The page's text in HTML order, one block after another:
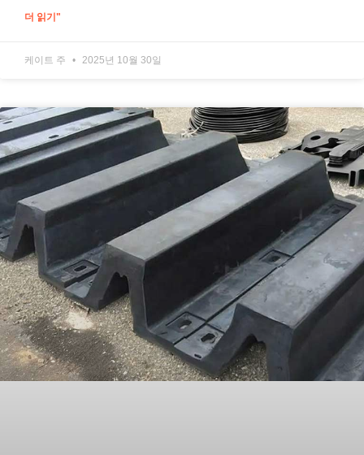
더 읽기"
케이트 주 2025년 10월 30일